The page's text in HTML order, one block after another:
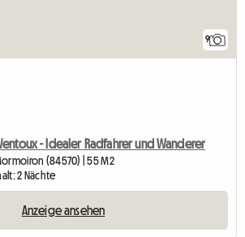
9
- Idealer Radfahrer und Wanderer
(84570) | 55 M2
2 Nächte
Anzeige ansehen